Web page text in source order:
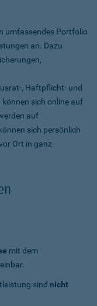
umfassendes Portfolio
an. Dazu
, Haftpflicht- und
sich online auf
auf
sich persönlich
Ort in ganz
mit dem
sind nicht